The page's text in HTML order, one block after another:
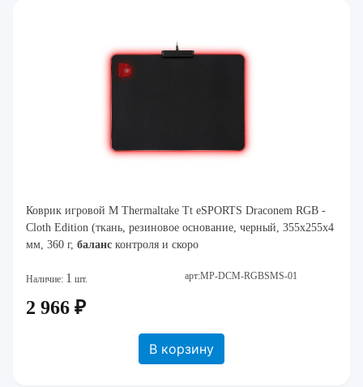
Коврик игровой M Thermaltake Tt eSPORTS Draconem RGB -
Cloth Edition (ткань, резиновое основание, черный, 355x255x4
мм, 360 г, баланс контроля и скоро
Наличие: 1 шт. арт:MP-DCM-RGBSMS-01
2 966 ₽
В корзину